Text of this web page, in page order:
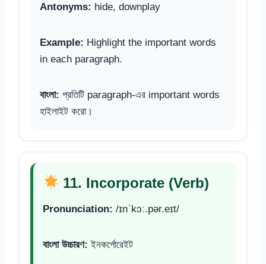
Antonyms: hide, downplay
Example: Highlight the important words
in each paragraph.
বাংলা: প্রতিটি paragraph-এর important words
হাইলাইট করো।
11. Incorporate (Verb)
Pronunciation: /ɪnˈkɔː.pər.eɪt/
বাংলা উচ্চারণ: ইনকর্পোরেইট